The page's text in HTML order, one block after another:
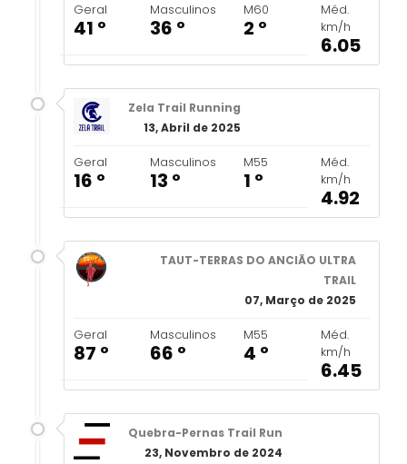
Geral
41 º
Masculinos
36 º
M60
2 º
Méd.
km/h
6.05
Zela Trail Running
13, Abril de 2025
Geral
16 º
Masculinos
13 º
M55
1 º
Méd.
km/h
4.92
TAUT-TERRAS DO ANCIÃO ULTRA
TRAIL
07, Março de 2025
Geral
87 º
Masculinos
66 º
M55
4 º
Méd.
km/h
6.45
Quebra-Pernas Trail Run
23, Novembro de 2024